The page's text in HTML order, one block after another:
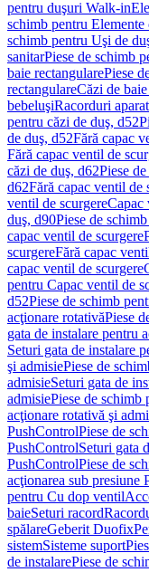
pentru duşuri Walk-in
schimb pentru Elemente
schimb pentru Uşi de
sanitarPiese de schimb
baie rectangularePiese
rectangulareCăzi de
bebeluşiRacorduri
pentru căzi de duş, d52
de duş, d52Fără capac
Fără capac ventil de
căzi de duş, d62Piese
d62Fără capac ventil de
ventil de scurgereCapac
duş, d90Piese de
capac ventil de scurgere
scurgereFără capac
capac ventil de scurgere
pentru Capac ventil de
d52Piese de schimb
acţionare rotativăPiese
gata de instalare pentru
Seturi gata de instalare
şi admisiePiese de
admisieSeturi gata de
admisiePiese de schimb
acţionare rotativă şi
PushControlPiese de
PushControlSeturi gata
PushControlPiese de
acţionarea sub presiune
pentru Cu dop ventil
baieSeturi racord
spălareGeberit Duofix
sistemSisteme suport
de instalarePiese de